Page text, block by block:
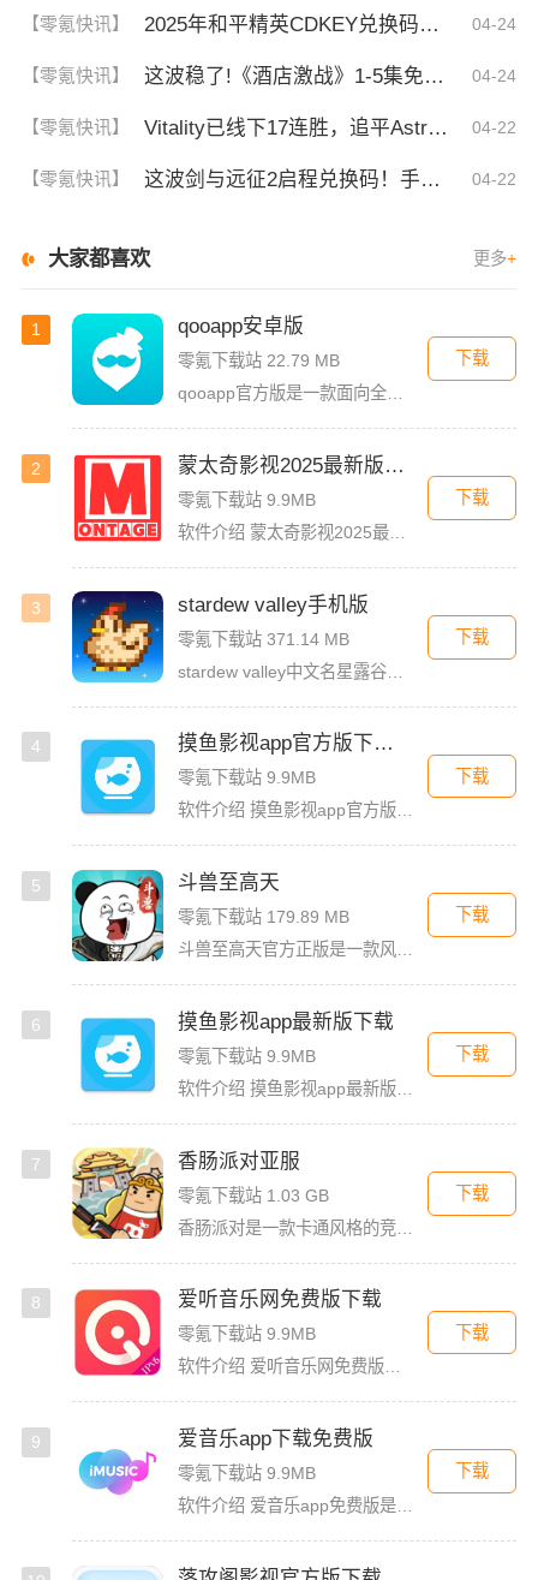
【零氪快讯】 2025年和平精英CDKEY兑换码领取方法及使用技巧 04-24
【零氪快讯】 这波稳了!《酒店激战》1-5集免费观看中文版，网友疯狂推荐！ 04-24
【零氪快讯】 Vitality已线下17连胜，追平Astralis并列第三 04-22
【零氪快讯】 这波剑与远征2启程兑换码！手慢无，速存！ 04-22
大家都喜欢 更多+
1 qooapp安卓版
零氪下载站 22.79 MB
下载
2 蒙太奇影视2025最新版本下载
零氪下载站 9.9MB
下载
3 stardew valley手机版
零氪下载站 371.14 MB
下载
4 摸鱼影视app官方版下载安装
零氪下载站 9.9MB
软件介绍 摸鱼影视app官方版是一款专为影迷打造的高品质影视播放软件，这里汇聚了海量热门电影、电视剧、综艺
下载
5 斗兽至高天
零氪下载站 179.89 MB
下载
6 摸鱼影视app最新版下载
零氪下载站 9.9MB
下载
7 香肠派对亚服
零氪下载站 1.03 GB
下载
8 爱听音乐网免费版下载
零氪下载站 9.9MB
软件介绍 爱听音乐网免费版是一款功能强大的歌曲播放软件，无论你是喜欢流行金曲、经典老歌，还是小众独立音乐，
下载
9 爱音乐app下载免费版
零氪下载站 9.9MB
下载